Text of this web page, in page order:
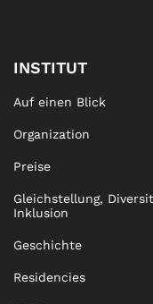
INSTITUT
Auf einen Blick
Organization
Preise
Gleichstellung,
Inklusion
Geschichte
Residencies